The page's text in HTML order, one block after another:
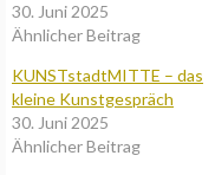
30. Juni 2025
Ähnlicher Beitrag
KUNSTstadtMITTE – das
kleine Kunstgespräch
30. Juni 2025
Ähnlicher Beitrag